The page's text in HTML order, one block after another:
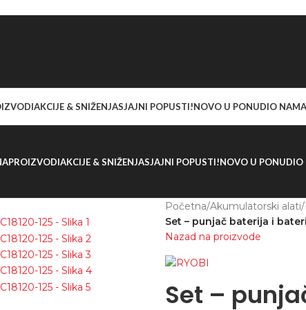
AKCIJE & SNIŽENJASJAJNI POPUSTI!NOVO U PONUDIO NAMA
PROIZVODIAKCIJE & SNIŽENJASJAJNI POPUSTI!NOVO U PONUDIO
Početna/Akumulatorski alati/
Set – punjač baterija i
Nazad na proizvode
Set –